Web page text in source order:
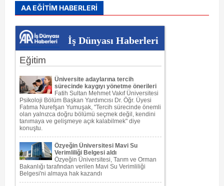
Bilgiler
Kendinizi
Edin
AA EĞİTİM HABERLERİ
İş Dünyası Haberleri